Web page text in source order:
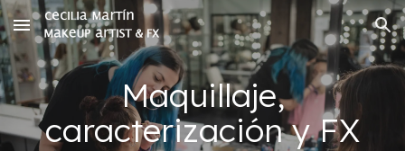
Skip to main content Skip to navigation
Maquillaje,
caracterización y FX